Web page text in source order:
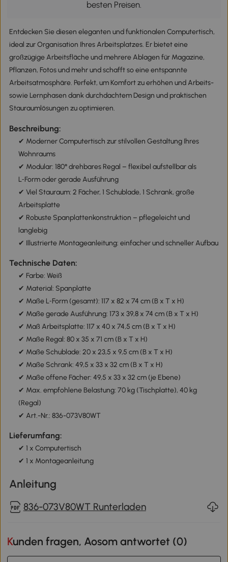
besten Preisen.
Entdecken Sie diesen eleganten und funktionalen Computertisch,
ideal zur Organisation Ihres Arbeitsplatzes. Er bietet eine
großzügige Arbeitsfläche und mehrere Ablagen für Magazine,
Pflanzen, Fotos und mehr und schafft so eine entspannte
Arbeitsatmosphäre. Perfekt, um Komfort zu erhöhen und Arbeits-
sowie Lernphasen dank durchdachtem Design und praktischen
Stauraumlösungen zu optimieren.
Beschreibung:
✔ Moderner Computertisch zur stilvollen Gestaltung Ihres
Wohnraums
✔ Modular: 180° drehbares Regal – flexibel aufstellbar als
L‑Form oder gerade Ausführung
✔ Viel Stauraum: 2 Fächer, 1 Schublade, 1 Schrank, große
Arbeitsplatte
✔ Robuste Spanplattenkonstruktion – pflegeleicht und
langlebig
✔ Illustrierte Montageanleitung: einfacher und schneller Aufbau
Technische Daten:
✔ Farbe: Weiß
✔ Material: Spanplatte
✔ Maße L‑Form (gesamt): 117 x 82 x 74 cm (B x T x H)
✔ Maße gerade Ausführung: 173 x 39,8 x 74 cm (B x T x H)
✔ Maß Arbeitsplatte: 117 x 40 x 74,5 cm (B x T x H)
✔ Maße Regal: 80 x 35 x 71 cm (B x T x H)
✔ Maße Schublade: 20 x 23,5 x 9,5 cm (B x T x H)
✔ Maße Schrank: 49,5 x 33 x 32 cm (B x T x H)
✔ Maße offene Fächer: 49,5 x 33 x 32 cm (je Ebene)
✔ Max. empfohlene Belastung: 70 kg (Tischplatte), 40 kg
(Regal)
✔ Art.-Nr.: 836-073V80WT
Lieferumfang:
✔ 1 x Computertisch
✔ 1 x Montageanleitung
Anleitung
836-073V80WT Runterladen
Kunden fragen, Aosom antwortet (0)